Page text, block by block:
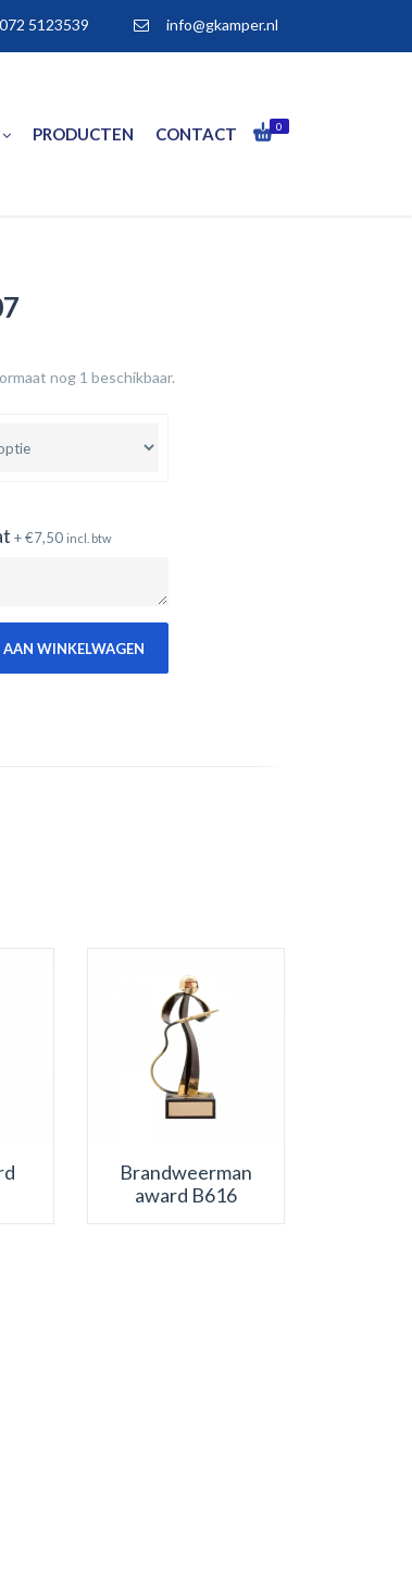
072 5123539 info@gkamper.nl
0
PRODUCTEN CONTACT
nog 1 beschikbaar.
+ €7,50 incl. btw
AAN WINKELWAGEN
Brandweerman
award B616